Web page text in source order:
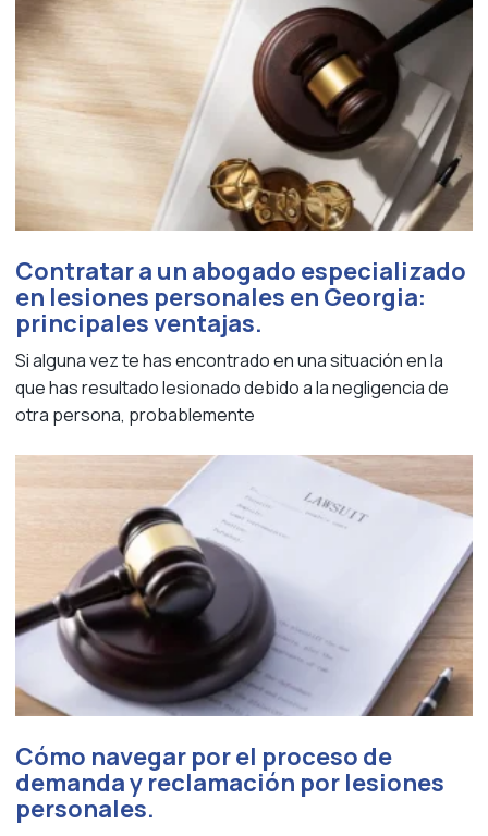
Contratar a un abogado especializado
en lesiones personales en Georgia:
principales ventajas.
Si alguna vez te has encontrado en una situación en la
que has resultado lesionado debido a la negligencia de
otra persona, probablemente
Cómo navegar por el proceso de
demanda y reclamación por lesiones
personales.